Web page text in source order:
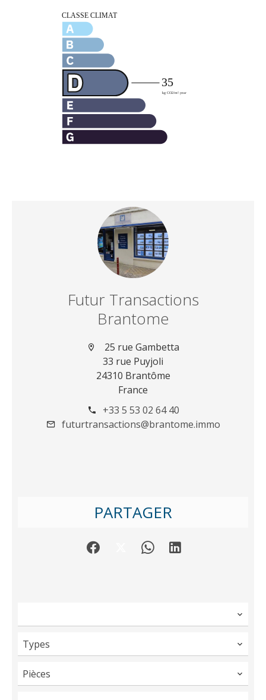
Futur Transactions
Brantome
25 rue Gambetta
33 rue Puyjoli
24310 Brantôme
France
+33 5 53 02 64 40
futurtransactions@brantome.immo
PARTAGER
Types
Pièces